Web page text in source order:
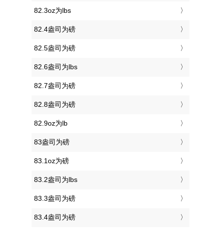
82.3oz为lbs
82.4盎司为磅
82.5盎司为磅
82.6盎司为lbs
82.7盎司为磅
82.8盎司为磅
82.9oz为lb
83盎司为磅
83.1oz为磅
83.2盎司为lbs
83.3盎司为磅
83.4盎司为磅